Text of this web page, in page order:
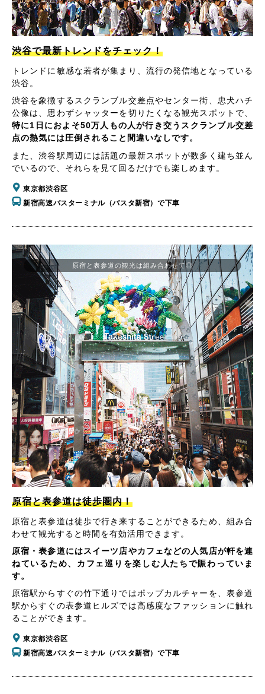
渋谷で最新トレンドをチェック！
トレンドに敏感な若者が集まり、流行の発信地となっている
渋谷。
渋谷を象徴するスクランブル交差点やセンター街、忠犬ハチ
公像は、思わずシャッターを切りたくなる観光スポットで、
特に1日におよそ50万人もの人が行き交うスクランブル交差
点の熱気には圧倒されること間違いなしです。
また、渋谷駅周辺には話題の最新スポットが数多く建ち並ん
でいるので、それらを見て回るだけでも楽しめます。
東京都渋谷区
新宿高速バスターミナル（バスタ新宿）で下車
原宿と表参道は徒歩圏内！
原宿と表参道は徒歩で行き来することができるため、組み合
わせて観光すると時間を有効活用できます。
原宿・表参道にはスイーツ店やカフェなどの人気店が軒を連
ねているため、カフェ巡りを楽しむ人たちで賑わっていま
す。
原宿駅からすぐの竹下通りではポップカルチャーを、表参道
駅からすぐの表参道ヒルズでは高感度なファッションに触れ
ることができます。
東京都渋谷区
新宿高速バスターミナル（バスタ新宿）で下車
原宿と表参道の観光は組み合わせて◎